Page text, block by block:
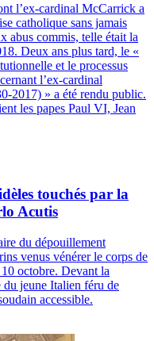
l’ex-cardinal McCarrick a
catholique sans jamais
abus commis, telle était la
Deux ans plus tard, le «
et le processus
l’ex-cardinal
2017) » a été rendu public.
les papes Paul VI, Jean
touchés par la
Acutis
du dépouillement
venus vénérer le corps de
octobre. Devant la
du jeune Italien féru de
accessible.